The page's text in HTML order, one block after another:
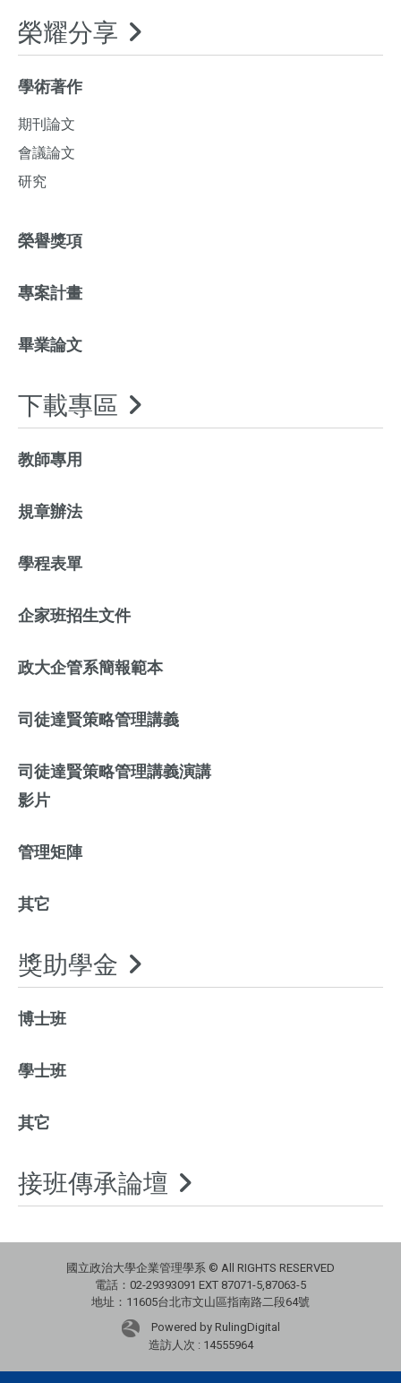
榮耀分享
學術著作
期刊論文
會議論文
研究
榮譽獎項
專案計畫
畢業論文
下載專區
教師專用
規章辦法
學程表單
企家班招生文件
政大企管系簡報範本
司徒達賢策略管理講義
司徒達賢策略管理講義演講
影片
管理矩陣
其它
獎助學金
博士班
學士班
其它
接班傳承論壇
國立政治大學企業管理學系 © All RIGHTS RESERVED
電話：02-29393091 EXT 87071-5,87063-5
地址：11605台北市文山區指南路二段64號
Powered by RulingDigital
造訪人次 : 14555964